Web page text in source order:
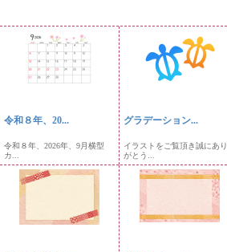
令和８年、20...
令和８年、2026年、9月横型
カ...
グラデーション...
イラストをご覧頂き誠にあり
がとう...